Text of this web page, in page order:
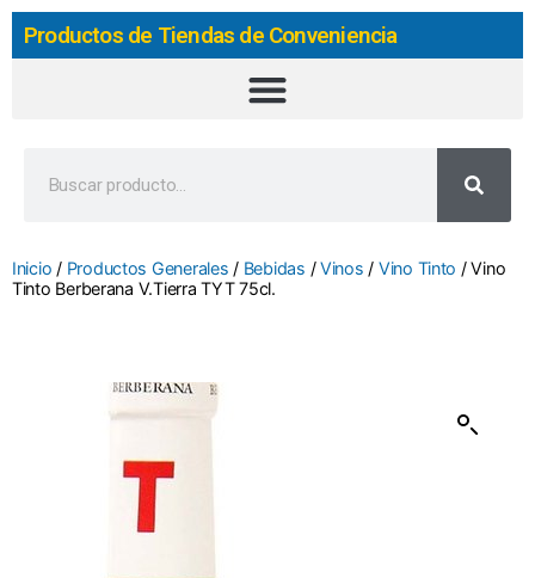
Productos de Tiendas de Conveniencia
Inicio / Productos Generales / Bebidas /Vinos / Vino Tinto / Vino
Tinto Berberana V.Tierra TYT 75cl.